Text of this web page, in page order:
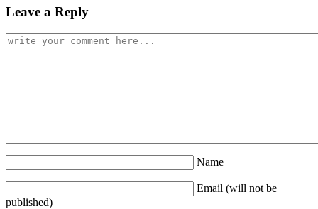
Leave a Reply
Name
Email (will not be
published)